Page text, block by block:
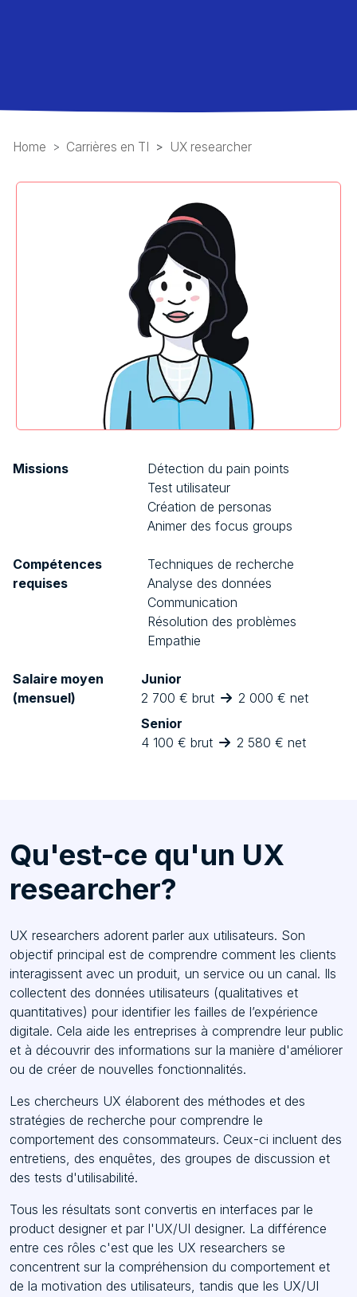
Home Carrières en TI UX researcher
Missions
Détection du pain points
Test utilisateur
Création de personas
Animer des focus groups
Compétences
requises
Techniques de recherche
Analyse des données
Communication
Résolution des problèmes
Empathie
Salaire moyen
(mensuel)
Junior
2 700 € brut
2 000 € net
Senior
4 100 € brut
2 580 € net
Qu'est-ce qu'un UX
researcher?
UX researchers adorent parler aux utilisateurs. Son
objectif principal est de comprendre comment les clients
interagissent avec un produit, un service ou un canal. Ils
collectent des données utilisateurs (qualitatives et
quantitatives) pour identifier les failles de l’expérience
digitale. Cela aide les entreprises à comprendre leur public
et à découvrir des informations sur la manière d'améliorer
ou de créer de nouvelles fonctionnalités.
Les chercheurs UX élaborent des méthodes et des
stratégies de recherche pour comprendre le
comportement des consommateurs. Ceux-ci incluent des
entretiens, des enquêtes, des groupes de discussion et
des tests d'utilisabilité.
Tous les résultats sont convertis en interfaces par le
product designer et par l'UX/UI designer. La différence
entre ces rôles c'est que les UX researchers se
concentrent sur la compréhension du comportement et
de la motivation des utilisateurs, tandis que les UX/UI